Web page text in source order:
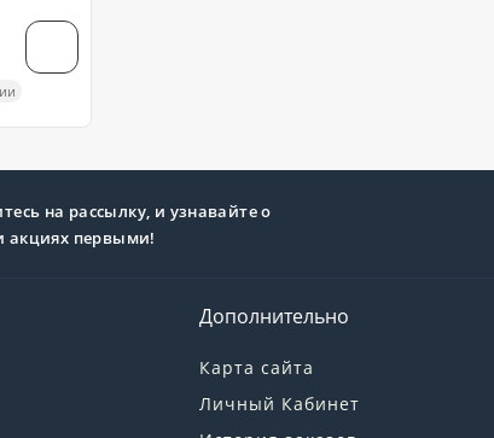
на рассылку, и узнавайте о
акциях первыми!
Дополнительно
Карта сайта
Личный Кабинет